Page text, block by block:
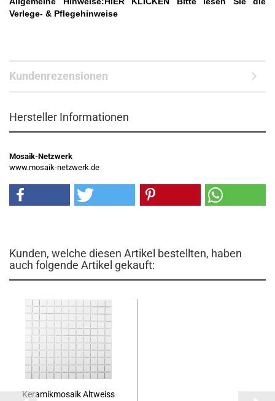
Verlege- & Pflegehinweise
Kundenrezensionen
Hersteller Informationen
Mosaik-Netzwerk
www.mosaik-netzwerk.de
Kunden, welche diesen Artikel bestellten, haben
auch folgende Artikel gekauft:
Keramikmosaik Altweiss